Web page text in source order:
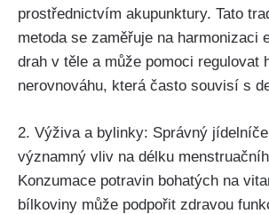
‍prostřednictvím akupunktury. Tato
metoda se zaměřuje na harmonizaci
⁣drah v těle ⁢a může pomoci regulovat
nerovnováhu, která často souvisí ‌s
2. Výživa a bylinky: Správný⁢
významný⁢ vliv na délku
Konzumace potravin bohatých na
⁢bílkoviny může‌ podpořit zdravou